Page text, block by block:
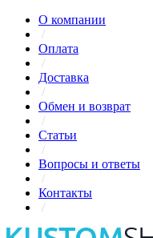
О компании
/
Оплата
/
Доставка
/
Обмен и возврат
/
Статьи
/
Вопросы и ответы
/
Контакты
/